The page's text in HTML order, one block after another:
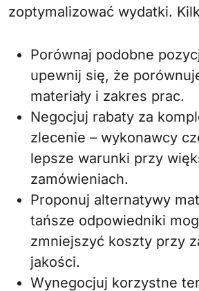
zoptymalizować wydatki.
Porównaj podobne
upewnij się, że
materiały i zakres prac.
Negocjuj rabaty za
zlecenie – wykonawcy
lepsze warunki przy
zamówieniach.
Proponuj alternatywy
tańsze odpowiedniki
zmniejszyć koszty przy
jakości.
Wynegocjuj korzystne